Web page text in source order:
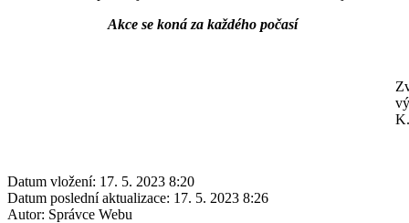
Akce se koná za každého počasí
Datum vložení: 17. 5. 2023 8:20
Datum poslední aktualizace: 17. 5. 2023 8:26
Autor: Správce Webu